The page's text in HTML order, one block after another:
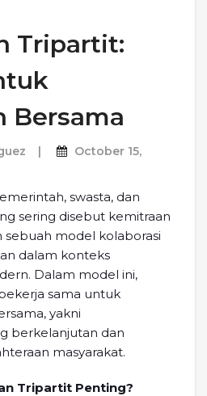
Tripartit:
Bersama
October 15,
swasta, dan
sering disebut kemitraan
model kolaborasi
dalam konteks
Dalam model ini,
sama untuk
yakni
berkelanjutan dan
masyarakat.
Tripartit Penting?